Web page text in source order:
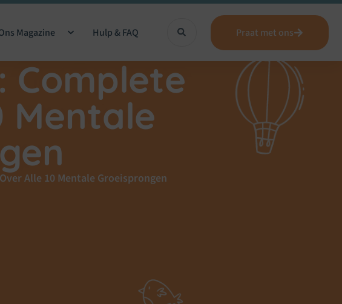
Magazine Hulp & FAQ Praat met ons
Complete
Mentale
Alle 10 Mentale Groeisprongen